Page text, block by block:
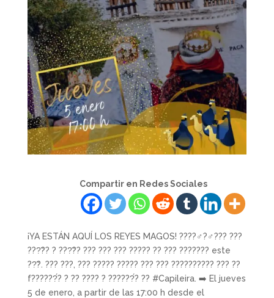
Compartir en Redes Sociales
¡YA ESTÁN AQUÍ LOS REYES MAGOS! ????‍♂️?‍♂️??? ???
???̃?? ? ???̃?? ??? ??? ??? ????? ?? ??? ??????? este
??̃?. ??? ???, ??? ????? ????? ??? ??? ?????????? ??? ??
f??????́? ? ?? ???? ? ??????́? ?? #Capileira. ➡️ El jueves
5 de enero, a partir de las 17:00 h desde el